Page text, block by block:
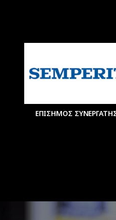
ΕΠΙΣΗΜΟΣ